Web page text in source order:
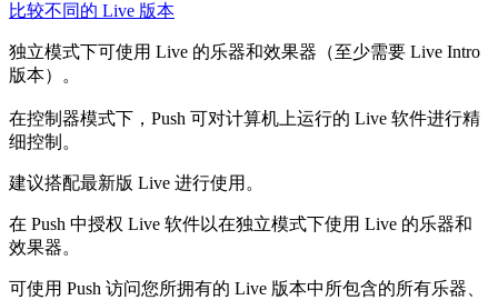
比较不同的 Live 版本
独立模式下可使用 Live 的乐器和效果器（至少需要 Live Intro
版本）。
在控制器模式下，Push 可对计算机上运行的 Live 软件进行精
细控制。
建议搭配最新版 Live 进行使用。
在 Push 中授权 Live 软件以在独立模式下使用 Live 的乐器和
效果器。
可使用 Push 访问您所拥有的 Live 版本中所包含的所有乐器、